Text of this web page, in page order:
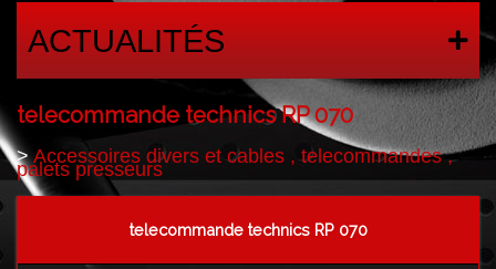
ACTUALITÉS
telecommande technics RP 070
>Accessoires divers et cables , telecommandes ,
palets presseurs
telecommande technics RP 070